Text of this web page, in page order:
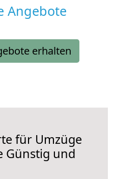
Angebote
erhalten
für Umzüge
Günstig und